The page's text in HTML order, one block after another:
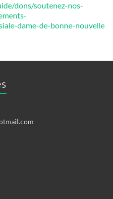
dons/soutenez-nos-
dame-de-bonne-nouvelle